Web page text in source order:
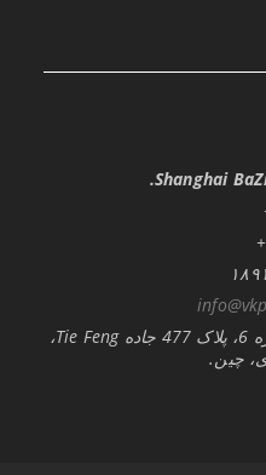
Shanghai
اضافه کنید: کارخانه شماره 6، پلاک 477 جاده Tie Feng،